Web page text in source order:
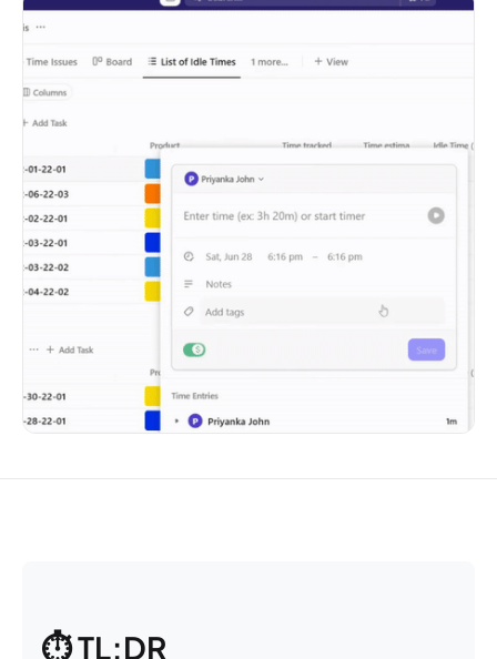
⏱️ TL;DR